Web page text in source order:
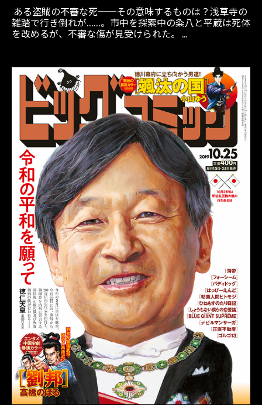
ある盗賊の不審な死──その意味するものは？浅草寺の
雑踏で行き倒れが……。市中を探索中の粂八と平蔵は死体
を改めるが、不審な傷が見受けられた。 ...